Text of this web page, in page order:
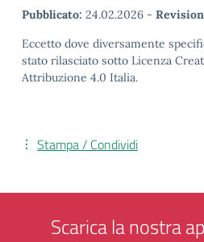
Pubblicato: 24.02.2026 -
Eccetto dove diversamente
stato rilasciato sotto Licenza
Attribuzione 4.0 Italia.
Stampa / Condividi
Scarica la nostra